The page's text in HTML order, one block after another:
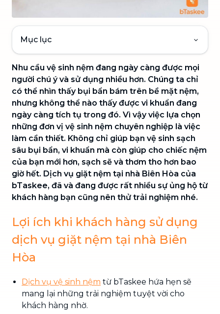
Mục lục
Nhu cầu vệ sinh nệm đang ngày càng được mọi
người chú ý và sử dụng nhiều hơn. Chúng ta chỉ
có thể nhìn thấy bụi bẩn bám trên bề mặt nệm,
nhưng không thể nào thấy được vi khuẩn đang
ngày càng tích tụ trong đó. Vì vậy việc lựa chọn
những đơn vị vệ sinh nệm chuyên nghiệp là việc
làm cần thiết. Không chỉ giúp bạn vệ sinh sạch
sâu bụi bẩn, vi khuẩn mà còn giúp cho chiếc nệm
của bạn mới hơn, sạch sẽ và thơm tho hơn bao
giờ hết. Dịch vụ giặt nệm tại nhà Biên Hòa của
bTaskee, đã và đang được rất nhiều sự ủng hộ từ
khách hàng bạn cũng nên thử trải nghiệm nhé.
Lợi ích khi khách hàng sử dụng
dịch vụ giặt nệm tại nhà Biên
Hòa
Dịch vụ vệ sinh nệm từ bTaskee hứa hẹn sẽ
mang lại những trải nghiệm tuyệt vời cho
khách hàng nhờ.